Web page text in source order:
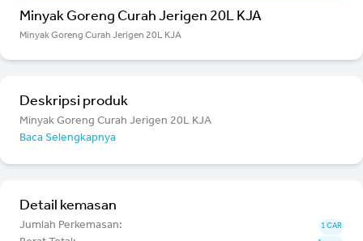
Minyak Goreng Curah Jerigen 20L KJA
Minyak Goreng Curah Jerigen 20L KJA
Deskripsi produk
Minyak Goreng Curah Jerigen 20L KJA
Baca Selengkapnya
Detail kemasan
Jumlah Perkemasan: 1 CAR